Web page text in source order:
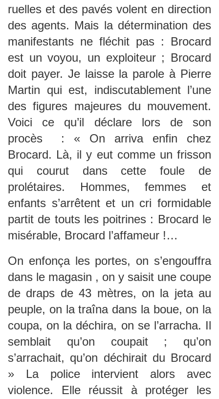
ruelles et des pavés volent en direction
des agents. Mais la détermination des
manifestants ne fléchit pas : Brocard
est un voyou, un exploiteur ; Brocard
doit payer. Je laisse la parole à Pierre
Martin qui est, indiscutablement l’une
des figures majeures du mouvement.
Voici ce qu’il déclare lors de son
procès : « On arriva enfin chez
Brocard. Là, il y eut comme un frisson
qui courut dans cette foule de
prolétaires. Hommes, femmes et
enfants s’arrêtent et un cri formidable
partit de touts les poitrines : Brocard le
misérable, Brocard l’affameur !…
On enfonça les portes, on s’engouffra
dans le magasin , on y saisit une coupe
de draps de 43 mètres, on la jeta au
peuple, on la traîna dans la boue, on la
coupa, on la déchira, on se l’arracha. Il
semblait qu’on coupait ; qu’on
s’arrachait, qu’on déchirait du Brocard
» La police intervient alors avec
violence. Elle réussit à protéger les